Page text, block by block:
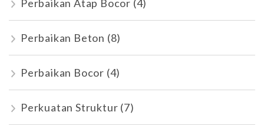
Perbaikan Atap Bocor (4)
Perbaikan Beton (8)
Perbaikan Bocor (4)
Perkuatan Struktur (7)